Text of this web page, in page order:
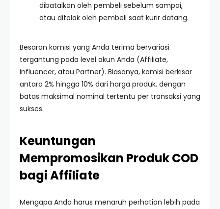
dibatalkan oleh pembeli sebelum sampai,
atau ditolak oleh pembeli saat kurir datang.
Besaran komisi yang Anda terima bervariasi
tergantung pada level akun Anda (Affiliate,
Influencer, atau Partner). Biasanya, komisi berkisar
antara 2% hingga 10% dari harga produk, dengan
batas maksimal nominal tertentu per transaksi yang
sukses.
Keuntungan
Mempromosikan Produk COD
bagi Affiliate
Mengapa Anda harus menaruh perhatian lebih pada